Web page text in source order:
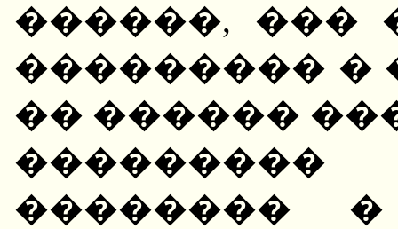
������, ���
��������� �
�� ������
�������� �